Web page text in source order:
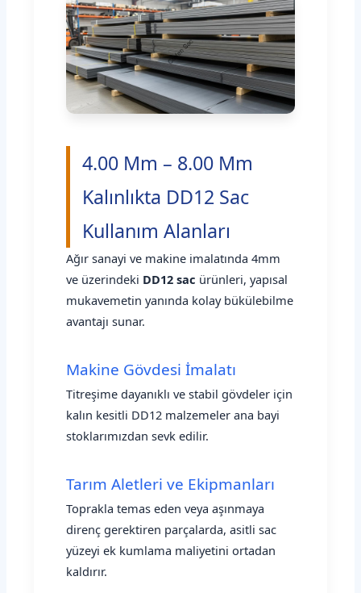
4.00 Mm – 8.00 Mm
Kalınlıkta DD12 Sac
Kullanım Alanları
Ağır sanayi ve makine imalatında 4mm
ve üzerindeki DD12 sac ürünleri, yapısal
mukavemetin yanında kolay bükülebilme
avantajı sunar.
Makine Gövdesi İmalatı
Titreşime dayanıklı ve stabil gövdeler için
kalın kesitli DD12 malzemeler ana bayi
stoklarımızdan sevk edilir.
Tarım Aletleri ve Ekipmanları
Toprakla temas eden veya aşınmaya
direnç gerektiren parçalarda, asitli sac
yüzeyi ek kumlama maliyetini ortadan
kaldırır.